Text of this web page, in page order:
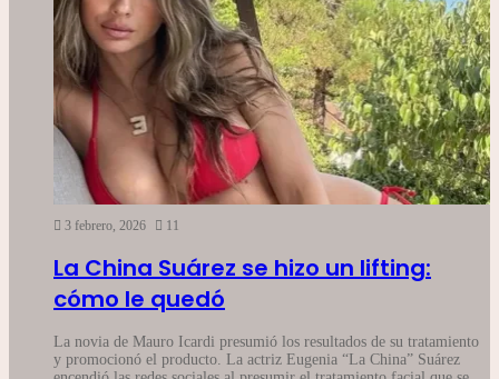
3 febrero, 2026 11
La China Suárez se hizo un lifting:
cómo le quedó
La novia de Mauro Icardi presumió los resultados de su tratamiento
y promocionó el producto. La actriz Eugenia “La China” Suárez